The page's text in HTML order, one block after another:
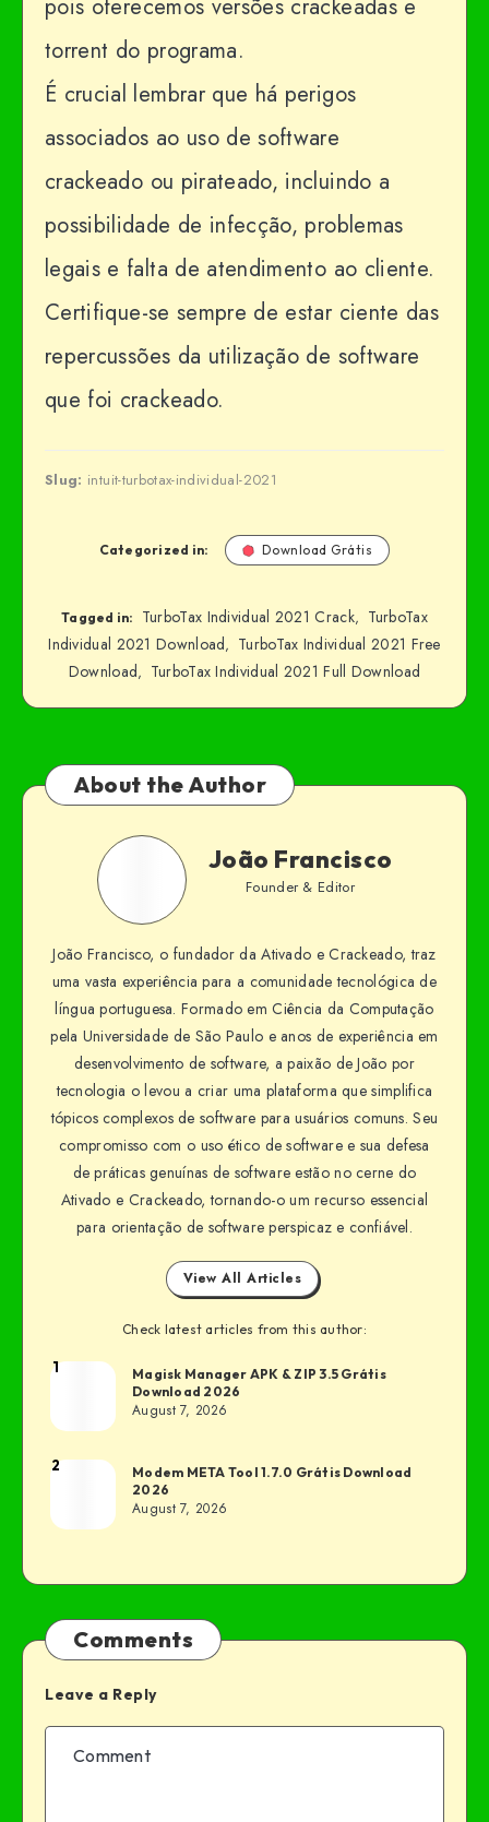
pois oferecemos versões crackeadas e
torrent do programa.
É crucial lembrar que há perigos
associados ao uso de software
crackeado ou pirateado, incluindo a
possibilidade de infecção, problemas
legais e falta de atendimento ao cliente.
Certifique-se sempre de estar ciente das
repercussões da utilização de software
que foi crackeado.
Slug: intuit-turbotax-individual-2021
Categorized in: Download Grátis
Tagged in: TurboTax Individual 2021 Crack, TurboTax
Individual 2021 Download, TurboTax Individual 2021 Free
Download, TurboTax Individual 2021 Full Download
About the Author
João Francisco
Founder & Editor
João Francisco, o fundador da Ativado e Crackeado, traz
uma vasta experiência para a comunidade tecnológica de
língua portuguesa. Formado em Ciência da Computação
pela Universidade de São Paulo e anos de experiência em
desenvolvimento de software, a paixão de João por
tecnologia o levou a criar uma plataforma que simplifica
tópicos complexos de software para usuários comuns. Seu
compromisso com o uso ético de software e sua defesa
de práticas genuínas de software estão no cerne do
Ativado e Crackeado, tornando-o um recurso essencial
para orientação de software perspicaz e confiável.
View All Articles
Check latest articles from this author:
1
Magisk Manager APK & ZIP 3.5 Grátis
Download 2026
August 7, 2026
2
Modem META Tool 1.7.0 Grátis Download
2026
August 7, 2026
Comments
Leave a Reply